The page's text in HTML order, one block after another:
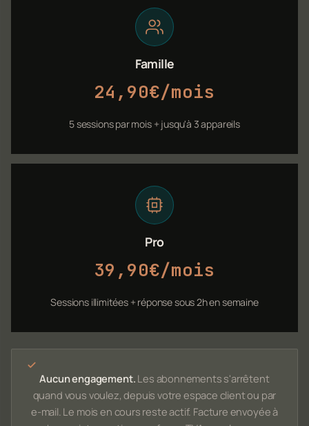
Famille
24,90€/mois
5 sessions par mois + jusqu'à 3 appareils
Pro
39,90€/mois
Sessions illimitées + réponse sous 2h en semaine
Aucun engagement. Les abonnements s'arrêtent
quand vous voulez, depuis votre espace client ou par
e-mail. Le mois en cours reste actif. Facture envoyée à